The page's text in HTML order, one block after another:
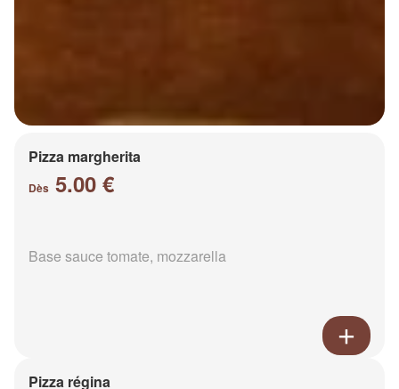
Pizza margherita
Dès 5.00 €
Base sauce tomate, mozzarella
Pizza régina